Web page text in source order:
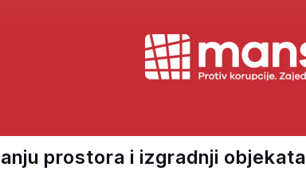
prostora i izgradnji objekata